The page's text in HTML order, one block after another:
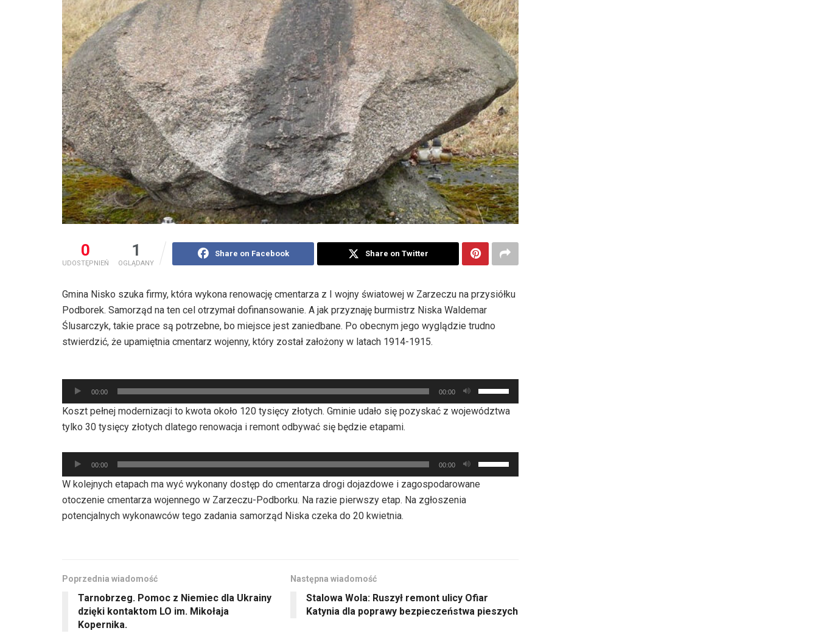
0
UDOSTĘPNIEŃ
1
OGLĄDANY
Share on Facebook Share on Twitter
Gmina Nisko szuka firmy, która wykona renowację cmentarza z I wojny światowej w Zarzeczu na przysiółku
Podborek. Samorząd na ten cel otrzymał dofinansowanie. A jak przyznaję burmistrz Niska Waldemar
Ślusarczyk, takie prace są potrzebne, bo miejsce jest zaniedbane. Po obecnym jego wyglądzie trudno
stwierdzić, że upamiętnia cmentarz wojenny, który został założony w latach 1914-1915.
Odtwarzacz
plików
dźwiękowych
00:00 00:00
strzałek
do
do
dołu
Koszt pełnej modernizacji to kwota około 120 tysięcy złotych. Gminie udało się pozyskać z województwa
tylko 30 tysięcy złotych dlatego renowacja i remont odbywać się będzie etapami.
Odtwarzacz
plików
dźwiękowych
00:00 00:00
strzałek
do
lub
zmniejszyć
W kolejnych etapach ma wyć wykonany dostęp do cmentarza drogi dojazdowe i zagospodarowane
otoczenie cmentarza wojennego w Zarzeczu-Podborku. Na razie pierwszy etap. Na zgłoszenia
potencjalnych wykonawców tego zadania samorząd Niska czeka do 20 kwietnia.
Poprzednia wiadomość
Tarnobrzeg. Pomoc z Niemiec dla Ukrainy
dzięki kontaktom LO im. Mikołaja
Kopernika.
Następna wiadomość
Stalowa Wola: Ruszył remont ulicy Ofiar
Katynia dla poprawy bezpieczeństwa pieszych